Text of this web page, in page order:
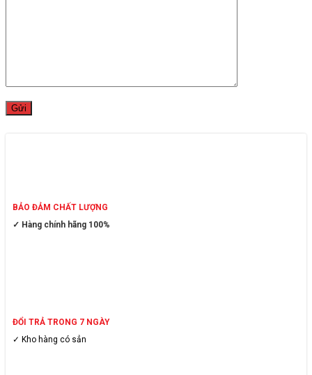
BẢO ĐẢM CHẤT LƯỢNG
✓ Hàng chính hãng 100%
ĐỔI TRẢ TRONG 7 NGÀY
✓ Kho hàng có sẳn